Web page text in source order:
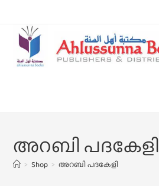
അറബി പദകേളി
> Shop > അറബി പദകേളി